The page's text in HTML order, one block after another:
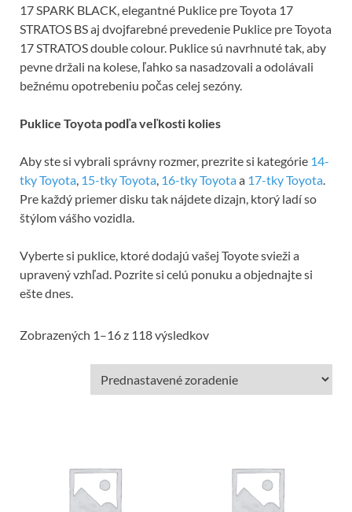
17 SPARK BLACK, elegantné Puklice pre Toyota 17
STRATOS BS aj dvojfarebné prevedenie Puklice pre Toyota
17 STRATOS double colour. Puklice sú navrhnuté tak, aby
pevne držali na kolese, ľahko sa nasadzovali a odolávali
bežnému opotrebeniu počas celej sezóny.
Puklice Toyota podľa veľkosti kolies
Aby ste si vybrali správny rozmer, prezrite si kategórie 14-
tky Toyota, 15-tky Toyota, 16-tky Toyotaa 17-tky Toyota.
Pre každý priemer disku tak nájdete dizajn, ktorý ladí so
štýlom vášho vozidla.
Vyberte si puklice, ktoré dodajú vašej Toyote svieži a
upravený vzhľad. Pozrite si celú ponuku a objednajte si
ešte dnes.
Zobrazených 1–16 z 118 výsledkov